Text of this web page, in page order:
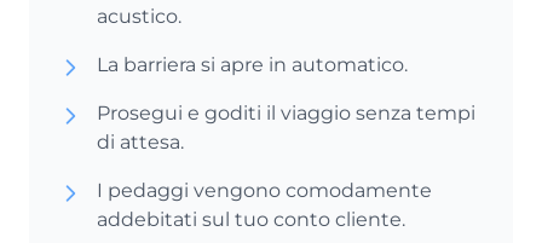
acustico.
La barriera si apre in automatico.
Prosegui e goditi il viaggio senza tempi
di attesa.
I pedaggi vengono comodamente
addebitati sul tuo conto cliente.